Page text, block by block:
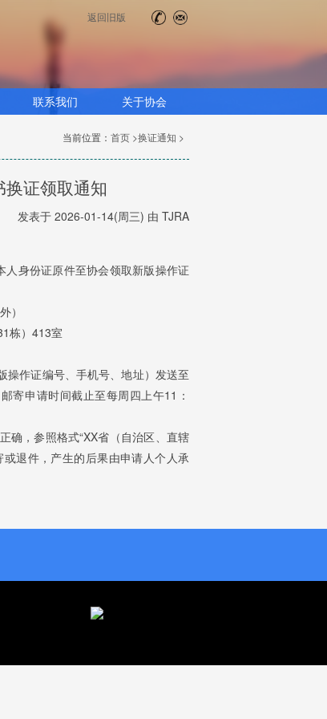
返回旧版
联系我们 关于协会
换证通知 >
首页 >
当前位置：
证领取通知
发表于 2026-01-14(周三) 由 TJRA
人身份证原件至协会领取新版操作证
）
栋）413室
操作证编号、手机号、地址）发送至
寄申请时间截止至每周四上午11：
确，参照格式“XX省（自治区、直辖
退件，产生的后果由申请人个人承